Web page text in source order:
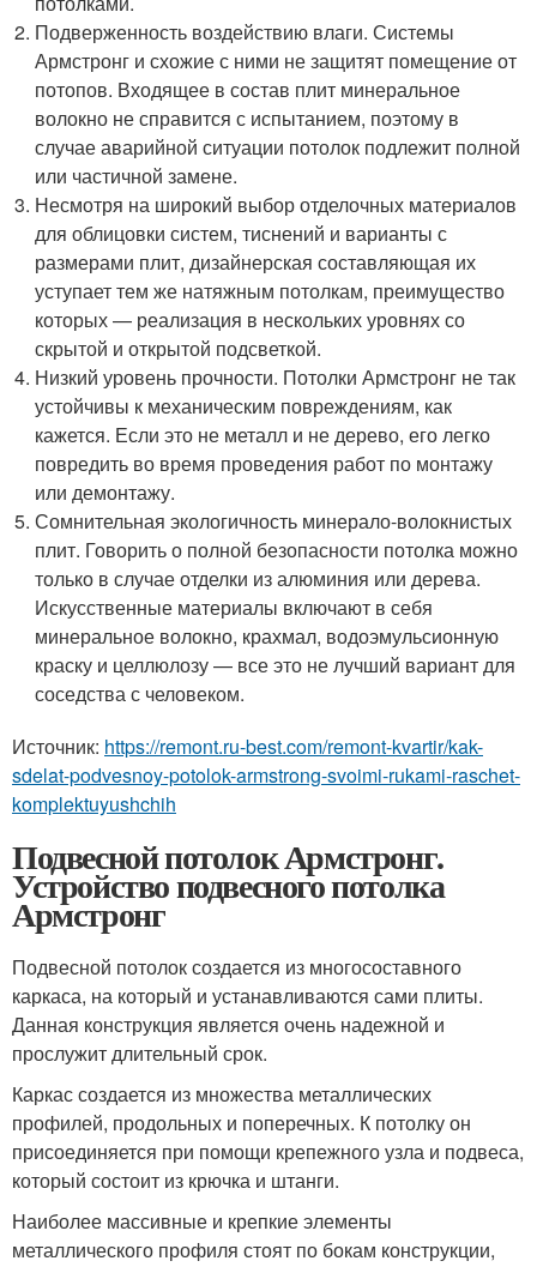
Подверженность воздействию влаги. Системы
Армстронг и схожие с ними не защитят помещение от
потопов. Входящее в состав плит минеральное
волокно не справится с испытанием, поэтому в
случае аварийной ситуации потолок подлежит полной
или частичной замене.
Несмотря на широкий выбор отделочных материалов
для облицовки систем, тиснений и варианты с
размерами плит, дизайнерская составляющая их
уступает тем же натяжным потолкам, преимущество
которых — реализация в нескольких уровнях со
скрытой и открытой подсветкой.
Низкий уровень прочности. Потолки Армстронг не так
устойчивы к механическим повреждениям, как
кажется. Если это не металл и не дерево, его легко
повредить во время проведения работ по монтажу
или демонтажу.
Сомнительная экологичность минерало-волокнистых
плит. Говорить о полной безопасности потолка можно
только в случае отделки из алюминия или дерева.
Искусственные материалы включают в себя
минеральное волокно, крахмал, водоэмульсионную
краску и целлюлозу — все это не лучший вариант для
соседства с человеком.
Источник: https://remont.ru-best.com/remont-kvartir/kak-
sdelat-podvesnoy-potolok-armstrong-svoimi-rukami-raschet-
komplektuyushchih
Подвесной потолок Армстронг.
Устройство подвесного потолка
Армстронг
Подвесной потолок создается из многосоставного
каркаса, на который и устанавливаются сами плиты.
Данная конструкция является очень надежной и
прослужит длительный срок.
Каркас создается из множества металлических
профилей, продольных и поперечных. К потолку он
присоединяется при помощи крепежного узла и подвеса,
который состоит из крючка и штанги.
Наиболее массивные и крепкие элементы
металлического профиля стоят по бокам конструкции,